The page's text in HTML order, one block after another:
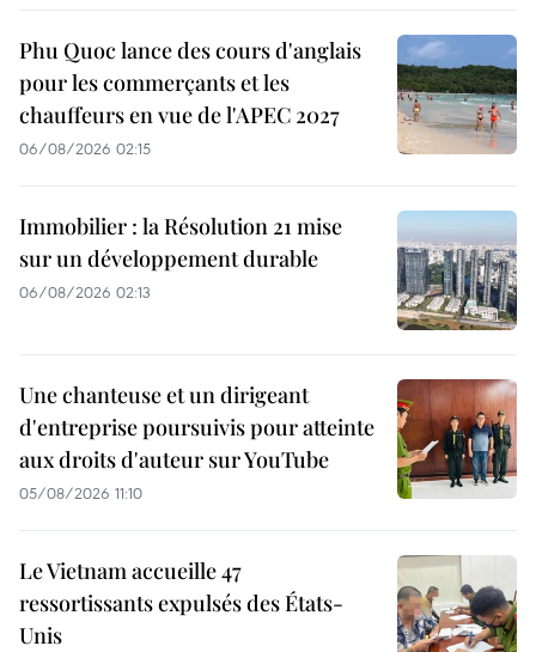
Phu Quoc lance des cours d'anglais
pour les commerçants et les
chauffeurs en vue de l'APEC 2027
06/08/2026 02:15
Immobilier : la Résolution 21 mise
sur un développement durable
06/08/2026 02:13
Une chanteuse et un dirigeant
d'entreprise poursuivis pour atteinte
aux droits d'auteur sur YouTube
05/08/2026 11:10
Le Vietnam accueille 47
ressortissants expulsés des États-
Unis